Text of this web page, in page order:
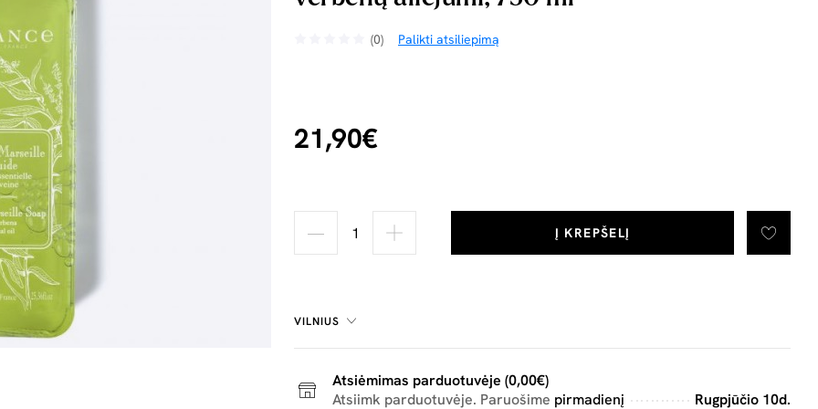
(0) Palikti atsiliepimą
21,90€
Į KREPŠELĮ
VILNIUS
Atsiėmimas parduotuvėje (0,00€)
Atsiimk parduotuvėje. Paruošime pirmadienį Rugpjūčio 10d.